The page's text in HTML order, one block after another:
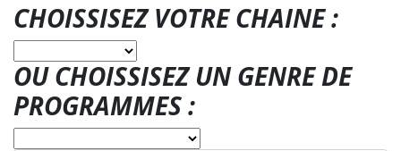
CHOISSISEZ VOTRE CHAINE :
OU CHOISSISEZ UN GENRE DE
PROGRAMMES :